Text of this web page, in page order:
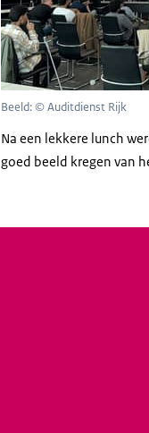
Beeld: © Auditdienst Rijk
Na een lekkere lunch
goed beeld kregen van